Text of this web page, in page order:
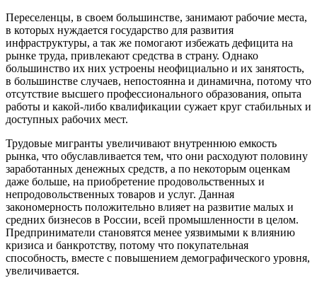
Переселенцы, в своем большинстве, занимают рабочие места,
в которых нуждается государство для развития
инфраструктуры, а так же помогают избежать дефицита на
рынке труда, привлекают средства в страну. Однако
большинство их них устроены неофициально и их занятость,
в большинстве случаев, непостоянна и динамична, потому что
отсутствие высшего профессионального образования, опыта
работы и какой-либо квалификации сужает круг стабильных и
доступных рабочих мест.
Трудовые мигранты увеличивают внутреннюю емкость
рынка, что обуславливается тем, что они расходуют половину
заработанных денежных средств, а по некоторым оценкам
даже больше, на приобретение продовольственных и
непродовольственных товаров и услуг. Данная
закономерность положительно влияет на развитие малых и
средних бизнесов в России, всей промышленности в целом.
Предприниматели становятся менее уязвимыми к влиянию
кризиса и банкротству, потому что покупательная
способность, вместе с повышением демографического уровня,
увеличивается.